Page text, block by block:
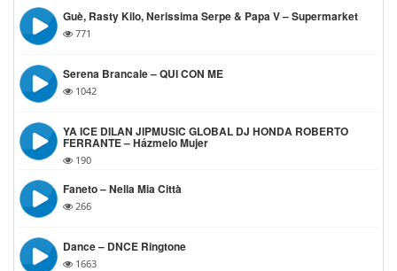
Guè, Rasty Kilo, Nerissima Serpe & Papa V – Supermarket
771
Serena Brancale – QUI CON ME
1042
YA ICE DILAN JIPMUSIC GLOBAL DJ HONDA ROBERTO
FERRANTE – Házmelo Mujer
190
Faneto – Nella Mia Città
266
Dance – DNCE Ringtone
1663